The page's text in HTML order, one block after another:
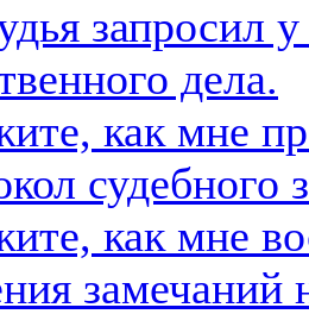
запросил
дела.
как мне
судебного
как мне
замечаний